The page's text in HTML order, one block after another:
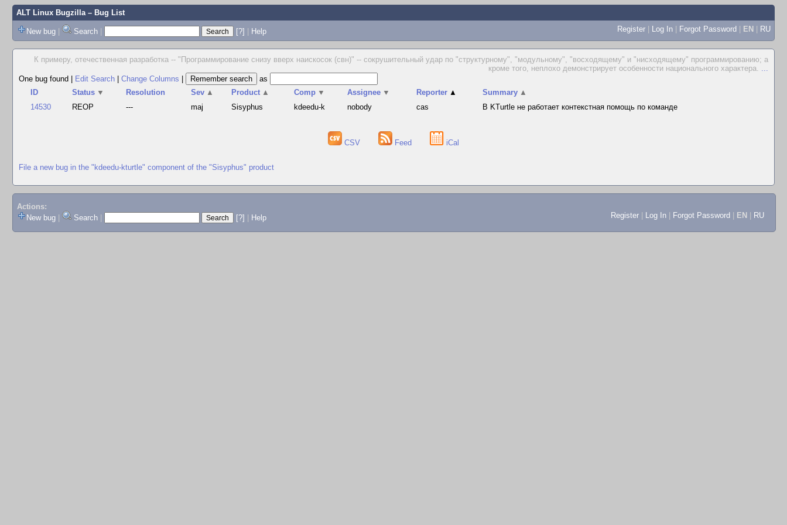
ALT Linux Bugzilla– Bug List
New bug | Search | [?] | Help Register | Log In | Forgot Password | EN | RU
К примеру, отечественная разработка -- "Программирование снизу вверх наискосок (свн)" -- сокрушительный удар по "структурному", "модульному", "восходящему" и "нисходящему" программированию; а
кроме того, неплохо демонстрирует особенности национального характера. ...
One bug found
Edit Search Change Columns
as
ID
Status ▼ Resolution Sev ▲ Product ▲ Comp ▼ Assignee ▼ Reporter ▲ Summary ▲
14530
REOP --- maj Sisyphus kdeedu-k nobody cas В KTurtle не работает контекстная помощь по команде
CSV Feed iCal
File a new bug in the "kdeedu-kturtle" component of the "Sisyphus" product
Actions:
New bug
Search [?] Help Register Log In Forgot Password EN RU